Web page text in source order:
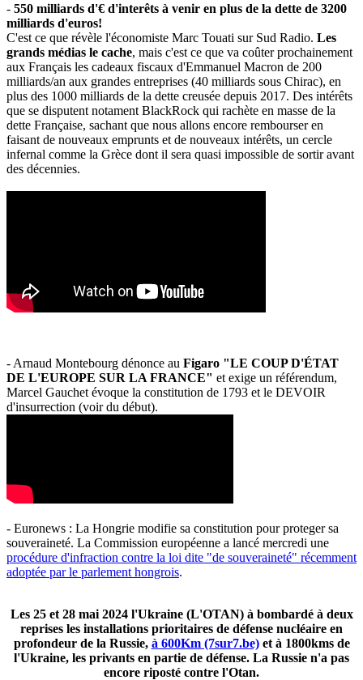
- 550 milliards d'€ d'interêts à venir en plus de la dette de 3200
milliards d'euros!
C'est ce que révèle l'économiste Marc Touati sur Sud Radio. Les
grands médias le cache, mais c'est ce que va coûter prochainement
aux Français les cadeaux fiscaux d'Emmanuel Macron de 200
milliards/an aux grandes entreprises (40 milliards sous Chirac), en
plus des 1000 milliards de la dette creusée depuis 2017. Des intérêts
que se disputent notament BlackRock qui rachète en masse de la
dette Française, sachant que nous allons encore rembourser en
faisant de nouveaux emprunts et de nouveaux intérêts, un cercle
infernal comme la Grèce dont il sera quasi impossible de sortir avant
des décennies.
- Arnaud Montebourg dénonce au Figaro "LE COUP D'ÉTAT
DE L'EUROPE SUR LA FRANCE" et exige un référendum,
Marcel Gauchet évoque la constitution de 1793 et le DEVOIR
d'insurrection (voir du début).
- Euronews : La Hongrie modifie sa constitution pour proteger sa
souveraineté. La Commission européenne a lancé mercredi une
procédure d'infraction contre la loi dite "de souveraineté" récemment
adoptée par le parlement hongrois.
Les 25 et 28 mai 2024 l'Ukraine (L'OTAN) à bombardé à deux
reprises les installations prioritaires de défense nucléaire en
profondeur de la Russie, à 600Km (7sur7.be)et à 1800kms de
l'Ukraine, les privants en partie de défense. La Russie n'a pas
encore riposté contre l'Otan.